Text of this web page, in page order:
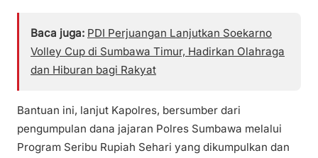
Baca juga: PDI Perjuangan Lanjutkan Soekarno
Volley Cup di Sumbawa Timur, Hadirkan Olahraga
dan Hiburan bagi Rakyat
Bantuan ini, lanjut Kapolres, bersumber dari
pengumpulan dana jajaran Polres Sumbawa melalui
Program Seribu Rupiah Sehari yang dikumpulkan dan